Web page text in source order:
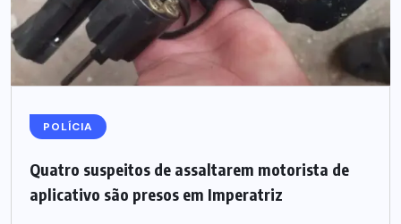
POLÍCIA
Quatro suspeitos de assaltarem motorista de
aplicativo são presos em Imperatriz